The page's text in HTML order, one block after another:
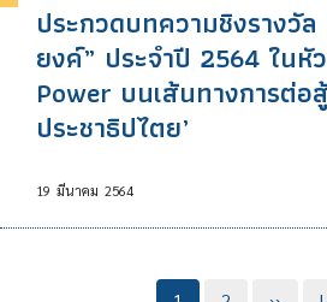
ประกวดบทความชิงรางวั
ยงค์” ประจำปี 2564 ในหั
Power บนเส้นทางการต่อ
ประชาธิปไตย’
19 มีนาคม 2564